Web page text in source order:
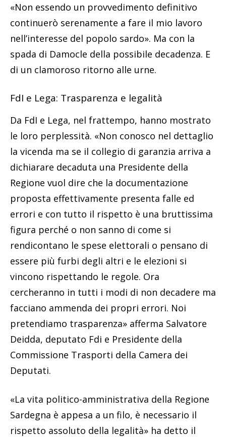
«Non essendo un provvedimento definitivo
continuerò serenamente a fare il mio lavoro
nell’interesse del popolo sardo». Ma con la
spada di Damocle della possibile decadenza. E
di un clamoroso ritorno alle urne.
FdI e Lega: Trasparenza e legalità
Da FdI e Lega, nel frattempo, hanno mostrato
le loro perplessità. «Non conosco nel dettaglio
la vicenda ma se il collegio di garanzia arriva a
dichiarare decaduta una Presidente della
Regione vuol dire che la documentazione
proposta effettivamente presenta falle ed
errori e con tutto il rispetto è una bruttissima
figura perché o non sanno di come si
rendicontano le spese elettorali o pensano di
essere più furbi degli altri e le elezioni si
vincono rispettando le regole. Ora
cercheranno in tutti i modi di non decadere ma
facciano ammenda dei propri errori. Noi
pretendiamo trasparenza» afferma Salvatore
Deidda, deputato Fdi e Presidente della
Commissione Trasporti della Camera dei
Deputati.
«La vita politico-amministrativa della Regione
Sardegna è appesa a un filo, è necessario il
rispetto assoluto della legalità» ha detto il